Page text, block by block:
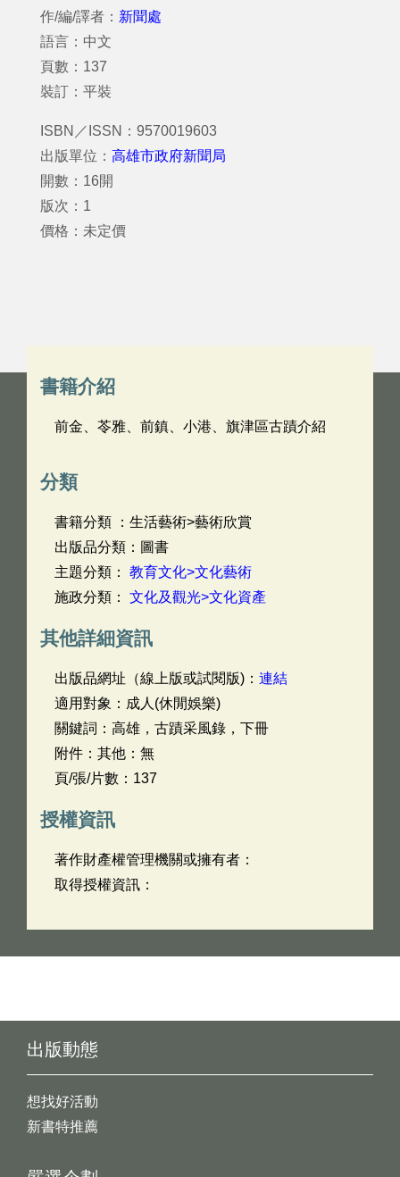
作/編/譯者： 新聞處
語言：中文
頁數：137
裝訂：平裝
ISBN／ISSN：9570019603
出版單位： 高雄市政府新聞局
開數：16開
版次：1
價格：未定價
書籍介紹
前金、苓雅、前鎮、小港、旗津區古蹟介紹
分類
書籍分類 ：生活藝術>藝術欣賞
出版品分類：圖書
主題分類： 教育文化>文化藝術
施政分類： 文化及觀光>文化資產
其他詳細資訊
出版品網址（線上版或試閱版)： 連結
適用對象：成人(休閒娛樂)
關鍵詞：高雄，古蹟采風錄，下冊
附件：其他：無
頁/張/片數：137
授權資訊
著作財產權管理機關或擁有者：
取得授權資訊：
出版動態
想找好活動
新書特推薦